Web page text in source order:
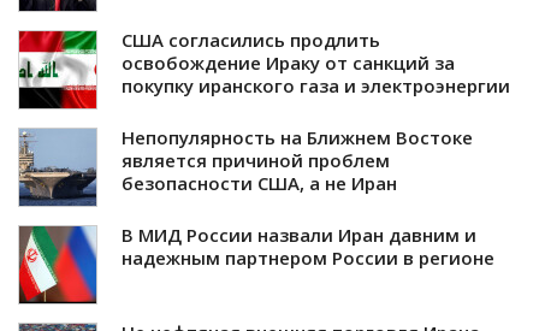
США согласились продлить
освобождение Ираку от санкций за
покупку иранского газа и электроэнергии
Непопулярность на Ближнем Востоке
является причиной проблем
безопасности США, а не Иран
В МИД России назвали Иран давним и
надежным партнером России в регионе